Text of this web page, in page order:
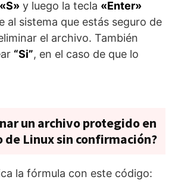
«S» y luego la tecla «Enter»
al sistema que estás seguro de
el archivo. También
“Si”, en el caso de que lo
un archivo protegido en
Linux sin confirmación?
la fórmula con este código: